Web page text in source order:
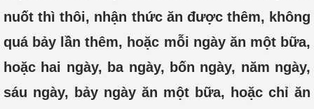
nuốt thì thôi, nhận thức ăn được thêm, không
quá bảy lần thêm, hoặc mỗi ngày ăn một bữa,
hoặc hai ngày, ba ngày, bốn ngày, năm ngày,
sáu ngày, bảy ngày ăn một bữa, hoặc chỉ ăn